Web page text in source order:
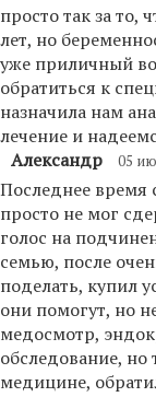
просто так за
лет, но
уже приличный
обратиться к
назначила нам
лечение и
Александр
05
Последнее время
просто не мог
голос на
семью, после
поделать, купил
они помогут, но
медосмотр,
обследование, но
медицине,